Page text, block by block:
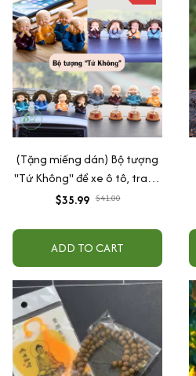
(Tặng miếng dán) Bộ tượng
"Tứ Không" để xe ô tô, trang
trí nhà cửa bằng gốm sứ cao
$35.99 $41.00
ADD TO CART